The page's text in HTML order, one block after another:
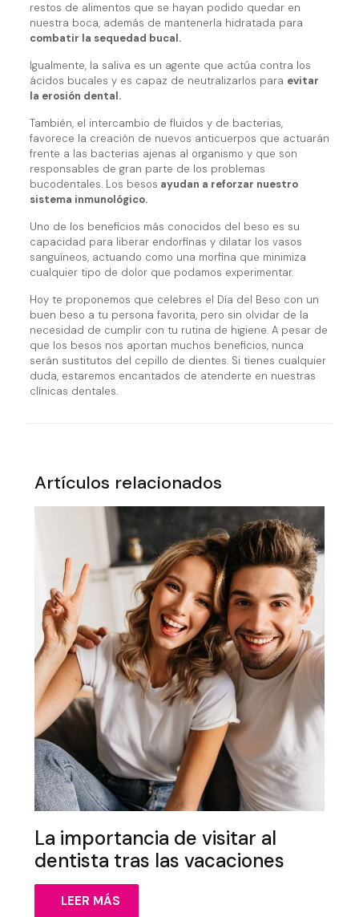
restos de alimentos que se hayan podido quedar en
nuestra boca, además de mantenerla hidratada para
combatir la sequedad bucal.
Igualmente, la saliva es un agente que actúa contra los
ácidos bucales y es capaz de neutralizarlos para evitar
la erosión dental.
También, el intercambio de fluidos y de bacterias,
favorece la creación de nuevos anticuerpos que actuarán
frente a las bacterias ajenas al organismo y que son
responsables de gran parte de los problemas
bucodentales. Los besos ayudan a reforzar nuestro
sistema inmunológico.
Uno de los beneficios más conocidos del beso es su
capacidad para liberar endorfinas y dilatar los vasos
sanguíneos, actuando como una morfina que minimiza
cualquier tipo de dolor que podamos experimentar.
Hoy te proponemos que celebres el Día del Beso con un
buen beso a tu persona favorita, pero sin olvidar de la
necesidad de cumplir con tu rutina de higiene. A pesar de
que los besos nos aportan muchos beneficios, nunca
serán sustitutos del cepillo de dientes. Si tienes cualquier
duda, estaremos encantados de atenderte en nuestras
clínicas dentales.
Artículos relacionados
La importancia de visitar al
dentista tras las vacaciones
LEER MÁS